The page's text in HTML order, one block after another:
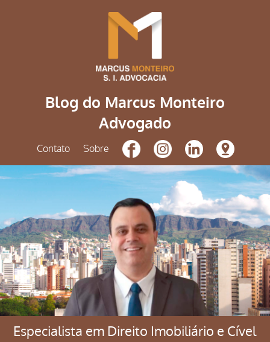
Blog do Marcus Monteiro
Advogado
Contato Sobre
Especialista em Direito Imobiliário e Cível